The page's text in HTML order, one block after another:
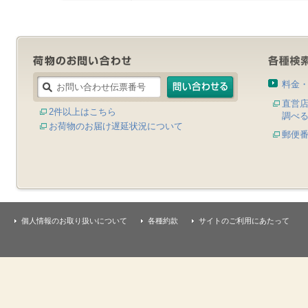
2件以上はこちら
お荷物のお届け遅延状況について
料金
直営
調べる
郵便
個人情報のお取り扱いについて 各種約款 サイトのご利用にあたって